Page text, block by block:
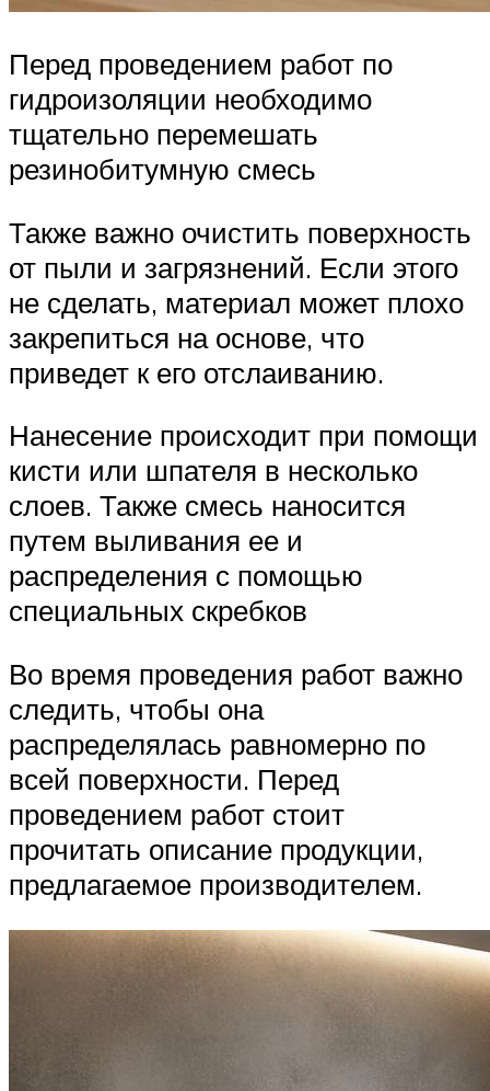
Перед проведением работ по
гидроизоляции необходимо
тщательно перемешать
резинобитумную смесь
Также важно очистить поверхность
от пыли и загрязнений. Если этого
не сделать, материал может плохо
закрепиться на основе, что
приведет к его отслаиванию.
Нанесение происходит при помощи
кисти или шпателя в несколько
слоев. Также смесь наносится
путем выливания ее и
распределения с помощью
специальных скребков
Во время проведения работ важно
следить, чтобы она
распределялась равномерно по
всей поверхности. Перед
проведением работ стоит
прочитать описание продукции,
предлагаемое производителем.